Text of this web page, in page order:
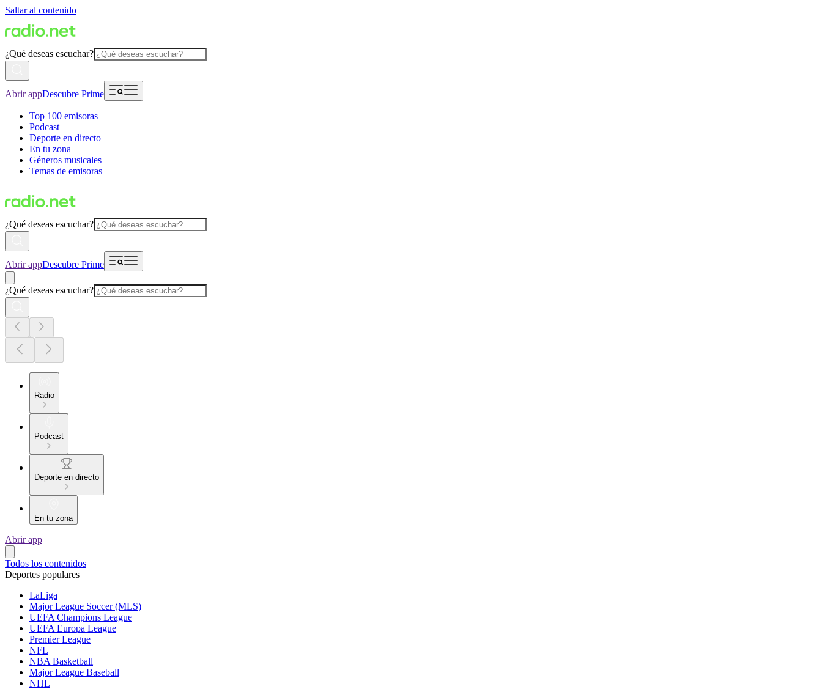
Saltar al contenido
¿Qué deseas escuchar?
Abrir appDescubre Prime
Top 100 emisoras
Podcast
Deporte en directo
En tu zona
Géneros musicales
Temas de emisoras
¿Qué deseas escuchar?
Abrir appDescubre Prime
¿Qué deseas escuchar?
Radio
Podcast
Deporte en directo
En tu zona
Abrir app
Todos los contenidos
Deportes populares
LaLiga
Major League Soccer (MLS)
UEFA Champions League
UEFA Europa League
Premier League
NFL
NBA Basketball
Major League Baseball
NHL